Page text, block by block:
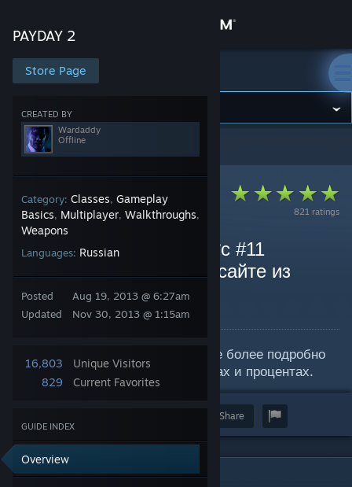
Store
Community
About
Support
Get the Steam Mobile App
View desktop website
PAYDAY 2
Store Page
CREATED BY
Wardaddy
Offline
Category: Classes, Gameplay
Basics, Multiplayer, Walkthroughs,
Weapons
Languages: Russian
Posted
Updated
Aug 19, 2013 @ 6:27am
Nov 30, 2013 @ 1:15am
16,803
Unique Visitors
829
Current Favorites
GUIDE INDEX
Overview
PAYDAY 2
PAYDAY 2 >
821 ratings
[RU] Payday 2: Цифры *с #11
обновляется только на сайте из
вступления*
By Wardaddy
В данном руководстве вы узнаете более подробно
о всех навыках и оружии в цифрах и процентах.
Share
Вступление